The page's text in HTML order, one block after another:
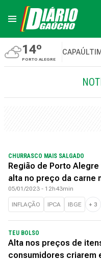
14º
PORTO ALEGRE
CAPA
CHURRASCO MAIS SALGADO
Região de Porto Alegre
alta no preço da carne
05/01/2023 - 12h43min
INFLAÇÃO IPCA IBGE + 3
TEU BOLSO
Alta nos preços de
consumidores criarem